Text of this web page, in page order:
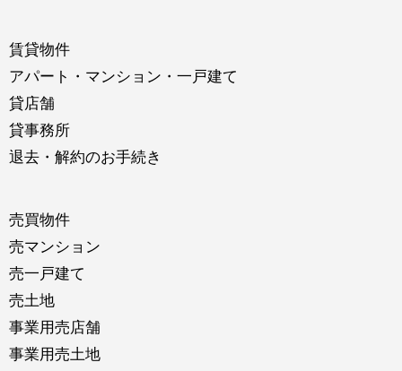
賃貸物件
アパート・マンション・一戸建て
貸店舗
貸事務所
退去・解約のお手続き
売買物件
売マンション
売一戸建て
売土地
事業用売店舗
事業用売土地